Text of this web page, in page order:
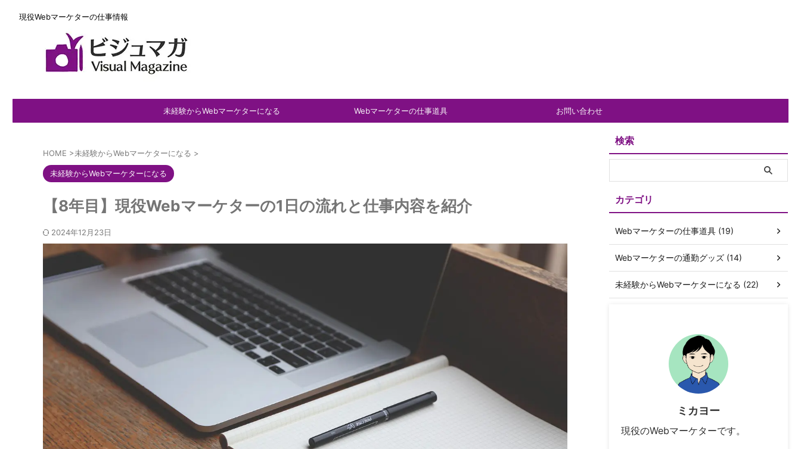
現役Webマーケターの仕事情報
未経験からWebマーケターになる Webマーケターの仕事道具 お問い合わせ
HOME >未経験からWebマーケターになる >
未経験からWebマーケターになる
【8年目】現役Webマーケターの1日の流れと仕事内容を紹介
2024年12月23日
検索
カテゴリ
Webマーケターの仕事道具 (19)
Webマーケターの通勤グッズ (14)
未経験からWebマーケターになる (22)
ミカヨー
現役のWebマーケターです。